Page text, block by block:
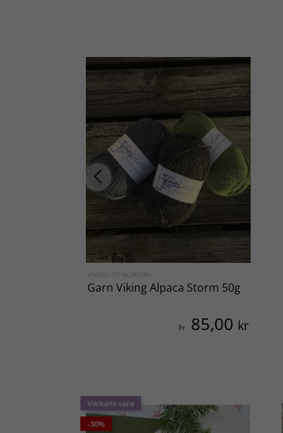
VIKING OF NORWAY
Garn Viking Alpaca Storm 50g
Fr. 85,00 kr
Veckans vara
-30%